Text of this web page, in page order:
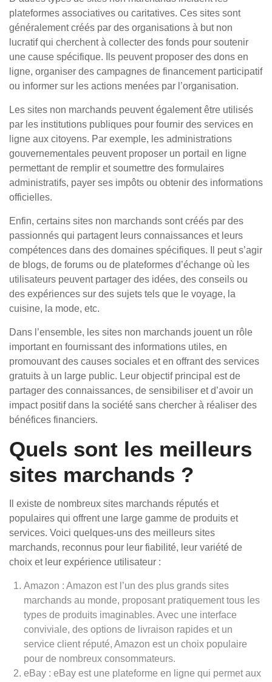
plateformes associatives ou caritatives. Ces sites sont
généralement créés par des organisations à but non
lucratif qui cherchent à collecter des fonds pour soutenir
une cause spécifique. Ils peuvent proposer des dons en
ligne, organiser des campagnes de financement participatif
ou informer sur les actions menées par l’organisation.
Les sites non marchands peuvent également être utilisés
par les institutions publiques pour fournir des services en
ligne aux citoyens. Par exemple, les administrations
gouvernementales peuvent proposer un portail en ligne
permettant de remplir et soumettre des formulaires
administratifs, payer ses impôts ou obtenir des informations
officielles.
Enfin, certains sites non marchands sont créés par des
passionnés qui partagent leurs connaissances et leurs
compétences dans des domaines spécifiques. Il peut s’agir
de blogs, de forums ou de plateformes d’échange où les
utilisateurs peuvent partager des idées, des conseils ou
des expériences sur des sujets tels que le voyage, la
cuisine, la mode, etc.
Dans l’ensemble, les sites non marchands jouent un rôle
important en fournissant des informations utiles, en
promouvant des causes sociales et en offrant des services
gratuits à un large public. Leur objectif principal est de
partager des connaissances, de sensibiliser et d’avoir un
impact positif dans la société sans chercher à réaliser des
bénéfices financiers.
Quels sont les meilleurs
sites marchands ?
Il existe de nombreux sites marchands réputés et
populaires qui offrent une large gamme de produits et
services. Voici quelques-uns des meilleurs sites
marchands, reconnus pour leur fiabilité, leur variété de
choix et leur expérience utilisateur :
Amazon : Amazon est l’un des plus grands sites
marchands au monde, proposant pratiquement tous les
types de produits imaginables. Avec une interface
conviviale, des options de livraison rapides et un
service client réputé, Amazon est un choix populaire
pour de nombreux consommateurs.
eBay : eBay est une plateforme en ligne qui permet aux